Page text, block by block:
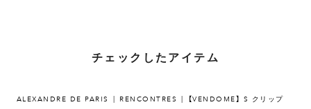
チェックしたアイテム
ALEXANDRE DE PARIS RENCONTRES 【VENDOME】 S クリップ